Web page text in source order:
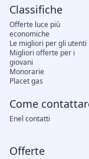
Classifiche
Offerte luce più
economiche
Le migliori per gli utenti
Migliori offerte per i
giovani
Monorarie
Placet gas
Come
Enel contatti
Offerte